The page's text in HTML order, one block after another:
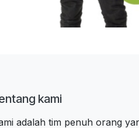
kami
adalah tim penuh orang